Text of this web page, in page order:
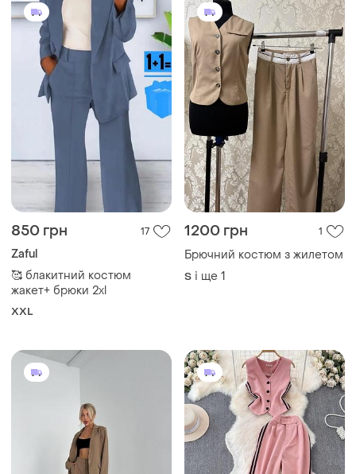
850 грн 17
Zaful
🥰 блакитний костюм
жакет+ брюки 2xl
XXL
1200 грн 1
Брючний костюм з жилетом
S і ще 1